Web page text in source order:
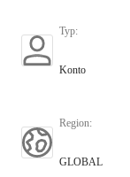
Typ:
Konto
Region:
GLOBAL